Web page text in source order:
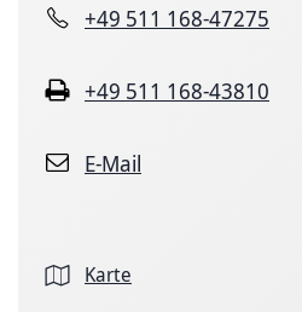
+49 511 168-47275
+49 511 168-43810
E-Mail
Karte